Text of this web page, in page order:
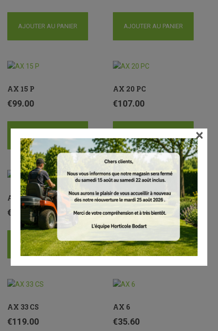
AJOUTER AU PANIER AJOUTER AU PANIER
AX 15 P
€99.00
AX 20 PC
€107.00
AX 28 CS
€ 118.00
AJOUTER AU PANIER
AX 30 C
€66.50
AJOUTER AU PANIER
AX 33 CS
€119.00
AX 6
€35.60
×